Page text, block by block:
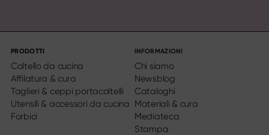
PRODOTTI
Coltello da cucina
Affilatura & cura
Taglieri & ceppi portacoltelli
Utensili & accessori da cucina
Forbici
INFORMAZIONI
Chi siamo
Newsblog
Cataloghi
Materiali & cura
Mediateca
Stampa